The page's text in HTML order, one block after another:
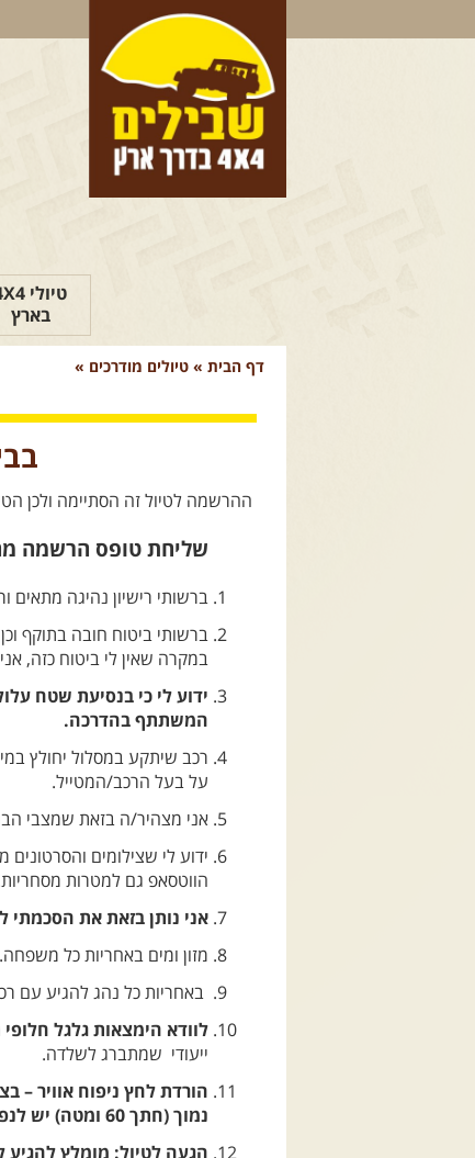
טיולי 4X4
בארץ
דף הבית » טיולים מודרכים »
ההרשמה לטיול זה הסתיימה ולכן
שליחת טופס הרשמה
ברשותי רישיון נהיגה מתאים
ברשותי ביטוח חובה בתוקף
במקרה שאין לי ביטוח כזה,
ידוע לי כי בנסיעת שטח
המשתתף בהדרכה.
רכב שיתקע במסלול יחולץ
על בעל הרכב/המטייל.
אני מצהיר/ה בזאת שמצבי
ידוע לי שצילומים
הווטסאפ גם למטרות
אני נותן בזאת את הסכמתי
מזון ומים באחריות כל
באחריות כל נהג להגיע עם
לוודא הימצאות גלגל חלופי
ייעודי שמתברג לשלדה.
הורדת לחץ ניפוח אוויר –
נמוך (חתך 60 ומטה) יש לנפח לפני הטיול ל-40 psi.